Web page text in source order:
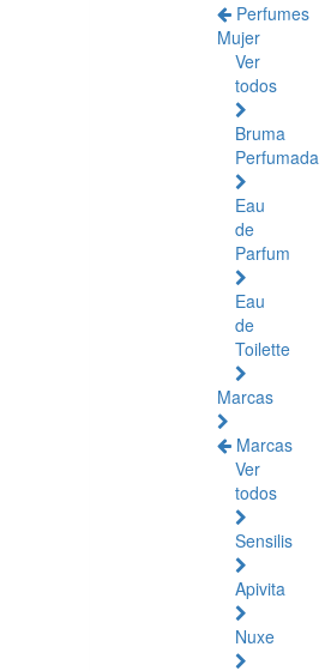
Perfumes
Mujer
Ver
todos
Bruma
Perfumada
Eau
de
Parfum
Eau
de
Toilette
Marcas
Marcas
Ver
todos
Sensilis
Apivita
Nuxe